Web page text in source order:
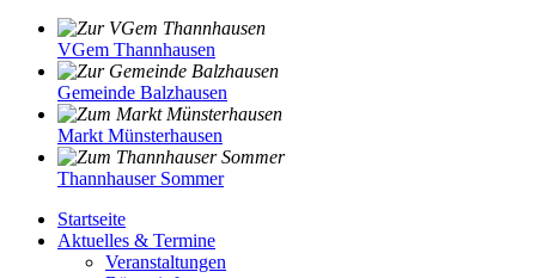
VGem Thannhausen
Gemeinde Balzhausen
Markt Münsterhausen
Thannhauser Sommer
Startseite
Aktuelles & Termine
Veranstaltungen